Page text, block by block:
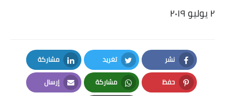
٢يوليو ٢٠١٩
نشر
Facebook
تغريد
Twitter
مشاركة
LinkedIn
حفظ مشاركة إرسال